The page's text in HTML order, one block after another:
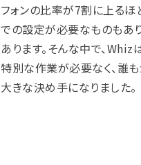
フォンの比率が7割に上るほ
での設定が必要なものもあ
あります。そんな中で、
特別な作業が必要なく、誰
大きな決め手になりました。